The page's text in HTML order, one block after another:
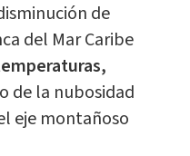
de
del Mar Caribe
de la nubosidad
eje montañoso